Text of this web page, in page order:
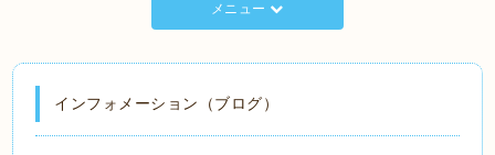
メニュー
インフォメーション（ブログ）